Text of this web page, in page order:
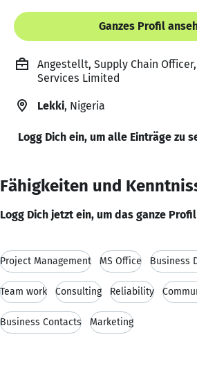
Ganzes Profil
Angestellt, Supply Chain
Services Limited
Lekki, Nigeria
Logg Dich ein, um alle Einträge zu
Fähigkeiten und
Logg Dich jetzt ein, um das ganze
Project Management MS Office Business
Team work Consulting Reliability
Business Contacts Marketing